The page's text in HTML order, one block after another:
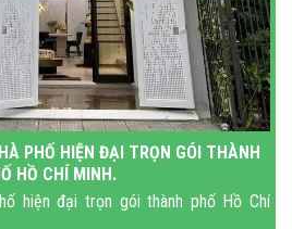
PHỐ HIỆN ĐẠI TRỌN GÓI THÀNH
HỒ CHÍ MINH.
hiện đại trọn gói thành phố Hồ Chí